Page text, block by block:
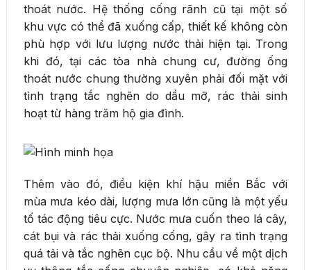
thoát nước. Hệ thống cống rãnh cũ tại một số
khu vực có thể đã xuống cấp, thiết kế không còn
phù hợp với lưu lượng nước thải hiện tại. Trong
khi đó, tại các tòa nhà chung cư, đường ống
thoát nước chung thường xuyên phải đối mặt với
tình trạng tắc nghẽn do dầu mỡ, rác thải sinh
hoạt từ hàng trăm hộ gia đình.
Thêm vào đó, điều kiện khí hậu miền Bắc với
mùa mưa kéo dài, lượng mưa lớn cũng là một yếu
tố tác động tiêu cực. Nước mưa cuốn theo lá cây,
cát bụi và rác thải xuống cống, gây ra tình trạng
quá tải và tắc nghẽn cục bộ. Nhu cầu về một dịch